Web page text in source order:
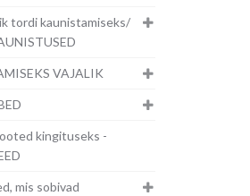
tordi kaunistamiseks/
VAJALIK
kingituseks -
mis sobivad